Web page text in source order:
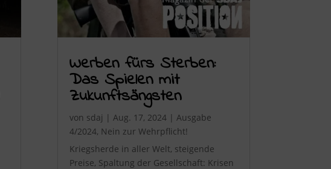
Werben fürs Sterben:
Das Spielen mit
Zukunftsängsten
von sdaj | Aug. 17, 2024| Ausgabe
4/2024, Nein zur Wehrpflicht!
Kriegsherde in aller Welt, steigende
Preise, Spaltung der Gesellschaft: Krisen